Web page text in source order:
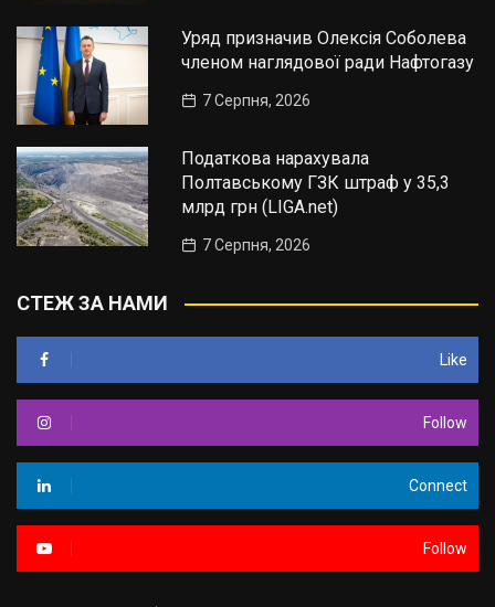
Уряд призначив Олексія Соболева
членом наглядової ради Нафтогазу
7 Серпня, 2026
Податкова нарахувала
Полтавському ГЗК штраф у 35,3
млрд грн (LIGA.net)
7 Серпня, 2026
СТЕЖ ЗА НАМИ
Like
Follow
Connect
Follow